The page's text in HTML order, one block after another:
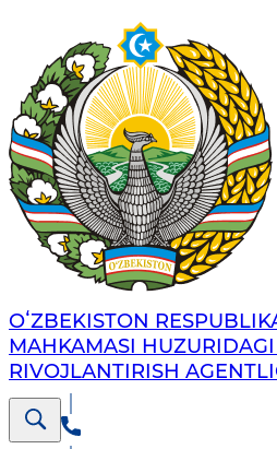
OʻZBEKISTON
MAHKAMASI
RIVOJLANTIRISH